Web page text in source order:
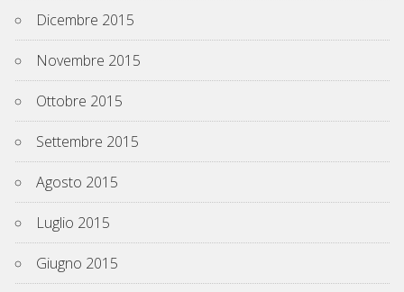
Dicembre 2015
Novembre 2015
Ottobre 2015
Settembre 2015
Agosto 2015
Luglio 2015
Giugno 2015